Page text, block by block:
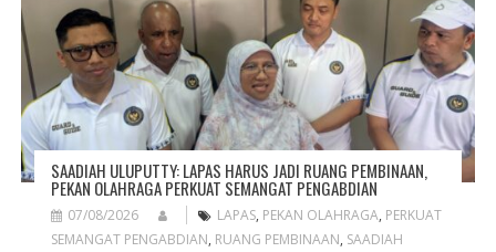
SAADIAH ULUPUTTY: LAPAS HARUS JADI RUANG PEMBINAAN,
PEKAN OLAHRAGA PERKUAT SEMANGAT PENGABDIAN
07/08/2026 LAPAS, PEKAN OLAHRAGA, PERKUAT
SEMANGAT PENGABDIAN, RUANG PEMBINAAN, SAADIAH